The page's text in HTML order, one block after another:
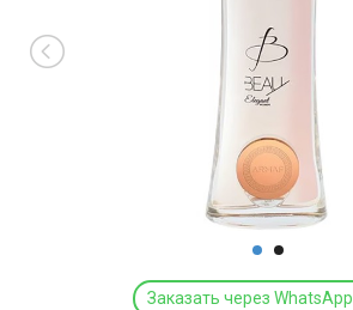
Заказать через WhatsApp